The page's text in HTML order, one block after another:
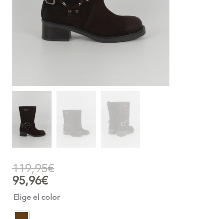
119,95€
95,96€
Elige el color